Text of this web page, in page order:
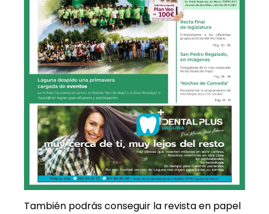
También podrás conseguir la revista en papel